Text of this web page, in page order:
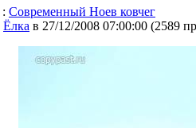
: Современный Ноев ковчег
Ёлка в 27/12/2008 07:00:00 (2589